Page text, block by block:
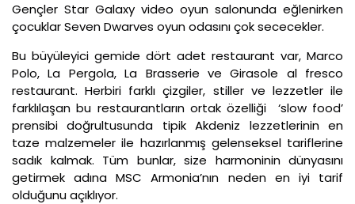
Gençler Star Galaxy video oyun salonunda eğlenirken
çocuklar Seven Dwarves oyun odasını çok sececekler.
Bu büyüleyici gemide dört adet restaurant var, Marco
Polo, La Pergola, La Brasserie ve Girasole al fresco
restaurant. Herbiri farklı çizgiler, stiller ve lezzetler ile
farklılaşan bu restaurantların ortak özelliği ‘slow food’
prensibi doğrultusunda tipik Akdeniz lezzetlerinin en
taze malzemeler ile hazırlanmış gelenseksel tariflerine
sadık kalmak. Tüm bunlar, size harmoninin dünyasını
getirmek adına MSC Armonia’nın neden en iyi tarif
olduğunu açıklıyor.